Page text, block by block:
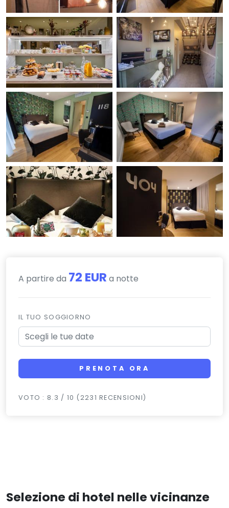
A partire da 72 EUR a notte
IL TUO SOGGIORNO
PRENOTA ORA
VOTO : 8.3 / 10 (2231 RECENSIONI)
Selezione di hotel nelle vicinanze